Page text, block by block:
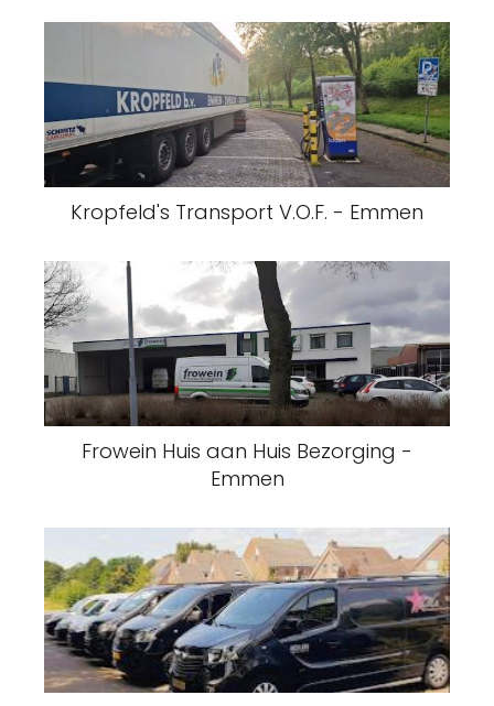
Kropfeld's Transport V.O.F. - Emmen
Frowein Huis aan Huis Bezorging -
Emmen
JuMa Transport en Dienstverlening -
Emmen